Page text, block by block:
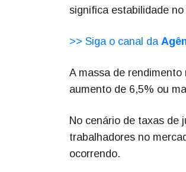
significa estabilidade
>> Siga o canal da
A massa de
aumento de 6,5% ou
No cenário de taxas de
trabalhadores no
ocorrendo.